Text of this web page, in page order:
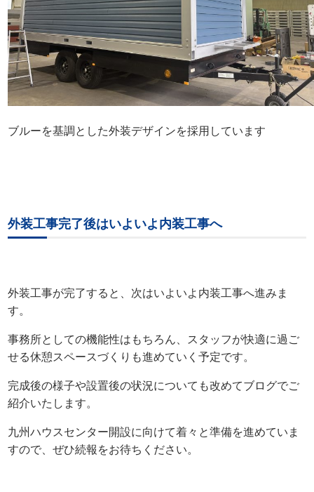
ブルーを基調とした外装デザインを採用しています
外装工事完了後はいよいよ内装工事へ
外装工事が完了すると、次はいよいよ内装工事へ進みま
す。
事務所としての機能性はもちろん、スタッフが快適に過ご
せる休憩スペースづくりも進めていく予定です。
完成後の様子や設置後の状況についても改めてブログでご
紹介いたします。
九州ハウスセンター開設に向けて着々と準備を進めていま
すので、ぜひ続報をお待ちください。